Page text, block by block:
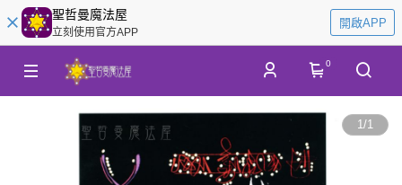
聖哲曼魔法屋
立刻使用官方APP
開啟APP
0
1/1